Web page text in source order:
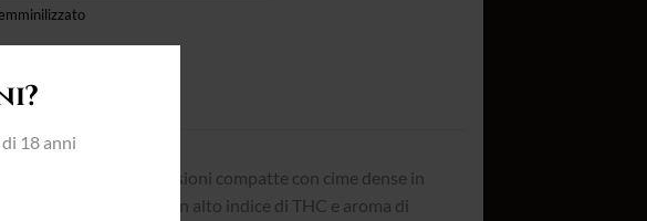
18 anni
vigore e dimensioni compatte con cime dense in
di tricomi con un alto indice di THC e aroma di